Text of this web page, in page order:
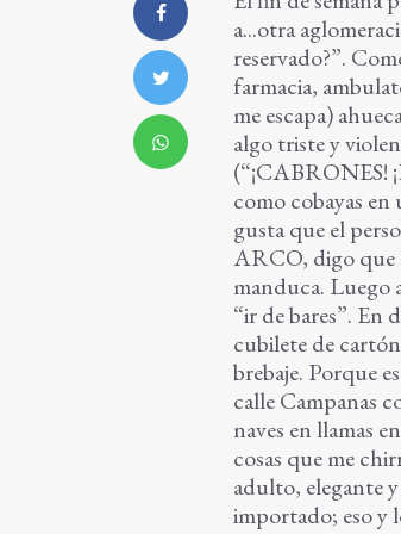
a...otra
reservado?”.
farmacia,
me escapa)
algo triste y
(“¡CABRONES!
como cobayas
gusta que el
ARCO, digo que
manduca. Luego
“ir de bares”.
cubilete de
brebaje. Porque
calle Campanas
naves en llamas
cosas que me
adulto, elegante
importado; eso y